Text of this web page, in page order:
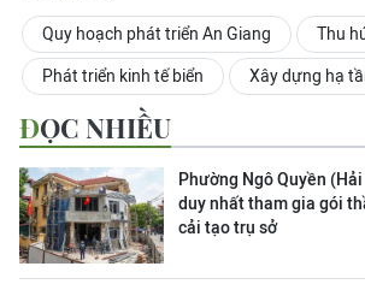
Quy hoạch phát triển An Giang Thu
Phát triển kinh tế biển Xây dựng hạ
ĐỌC NHIỀU
Phường Ngô Quyền
duy nhất tham gia gói
cải tạo trụ sở